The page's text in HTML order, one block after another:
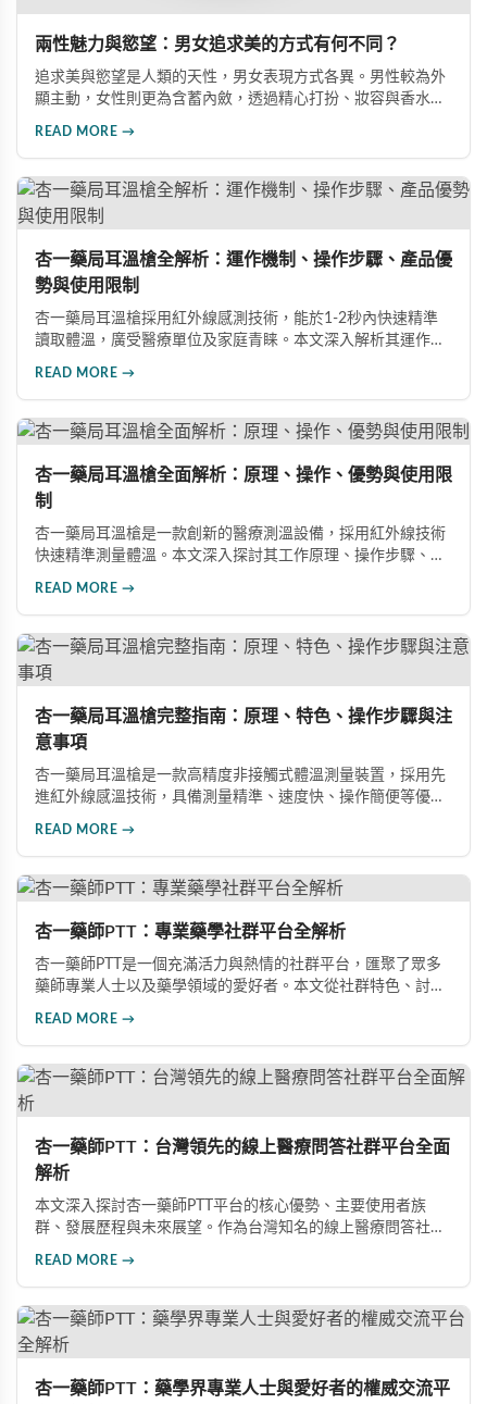
兩性魅力與慾望：男女追求美的方式有何不同？
追求美與慾望是人類的天性，男女表現方式各異。男性較為外
顯主動，女性則更為含蓄內斂，透過精心打扮、妝容與香水等
READ MORE →
杏一藥局耳溫槍全解析：運作機制、操作步驟、產品優
勢與使用限制
杏一藥局耳溫槍採用紅外線感測技術，能於1-2秒內快速精準
讀取體溫，廣受醫療單位及家庭青睐。本文深入解析其運作原
READ MORE →
杏一藥局耳溫槍全面解析：原理、操作、優勢與使用限
制
杏一藥局耳溫槍是一款創新的醫療測溫設備，採用紅外線技術
快速精準測量體溫。本文深入探討其工作原理、操作步驟、產
READ MORE →
杏一藥局耳溫槍完整指南：原理、特色、操作步驟與注
意事項
杏一藥局耳溫槍是一款高精度非接觸式體溫測量裝置，採用先
進紅外線感溫技術，具備測量精準、速度快、操作簡便等優
READ MORE →
杏一藥師PTT：專業藥學社群平台全解析
杏一藥師PTT是一個充滿活力與熱情的社群平台，匯聚了眾多
藥師專業人士以及藥學領域的愛好者。本文從社群特色、討論
READ MORE →
杏一藥師PTT：台灣領先的線上醫療問答社群平台全面
解析
本文深入探討杏一藥師PTT平台的核心優勢、主要使用者族
群、發展歷程與未來展望。作為台灣知名的線上醫療問答社
READ MORE →
杏一藥師PTT：藥學界專業人士與愛好者的權威交流平